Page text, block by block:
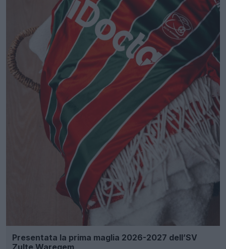
Presentata la prima maglia 2026-2027 dell’SV
Zulte Waregem